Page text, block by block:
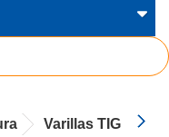
Varillas TIG